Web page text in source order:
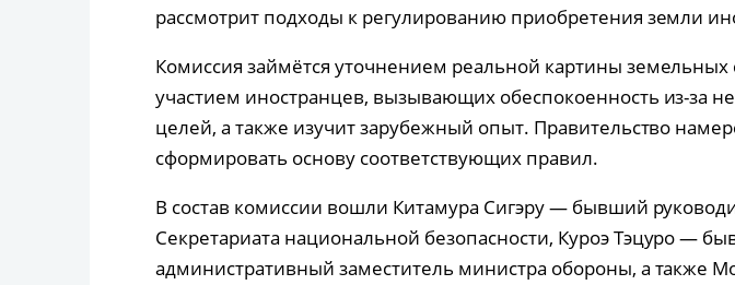
рассмотрит подходы к регулированию приобретения земли
Комиссия займётся уточнением реальной картины земельных
участием иностранцев, вызывающих обеспокоенность из-за
целей, а также изучит зарубежный опыт. Правительство
сформировать основу соответствующих правил.
В состав комиссии вошли Китамура Сигэру — бывший
Секретариата национальной безопасности, Куроэ Тэцуро —
административный заместитель министра обороны, а также